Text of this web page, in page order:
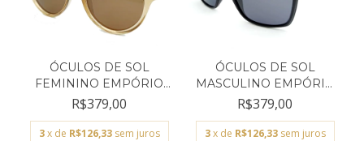
ÓCULOS DE SOL
FEMININO EMPÓRIO
GLASSES M...
R$379,00
3 x de R$126,33 sem juros
ÓCULOS DE SOL
MASCULINO EMPÓRIO
GLASSES...
R$379,00
3 x de R$126,33 sem juros